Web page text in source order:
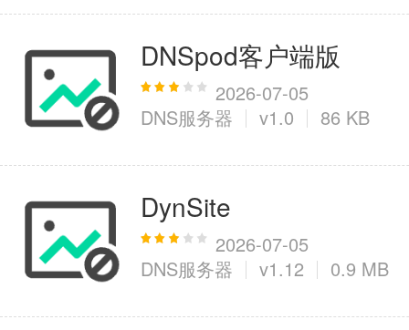
DNSpod客户端版
2026-07-05
DNS服务器
v1.0 86 KB
DynSite
2026-07-05
DNS服务器
v1.12 0.9 MB